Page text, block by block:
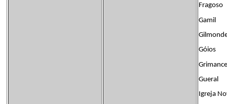
Fragoso
Gamil
Góios
Gueral
Igreja